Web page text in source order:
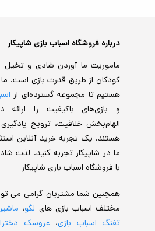
درباره فروشگاه اسباب بازی شاپیکار
ماموریت ما آوردن شادی و تخیل
کودکان از طریق قدرت بازی است.
هستیم تا مجموعه گسترده‌ای از
و بازی‌های باکیفیت را ارائه
الهام‌بخش خلاقیت، ترویج
هستند. یک تجربه خرید آنلاین
ما در شاپیکار تجربه کنید. لذت
با فروشگاه اسباب بازی شاپیکار
همچنین شما مشتریان گرامی می
مختلف اسباب بازی های لگو،
تفنگ اسباب بازی، عروسک